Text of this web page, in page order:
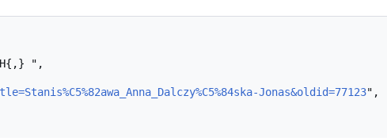
Jonas&oldid=77123",